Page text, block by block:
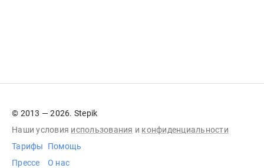
© 2013 — 2026. Stepik
Наши условия использования и конфиденциальности
Тарифы
Прессе
Помощь
О нас